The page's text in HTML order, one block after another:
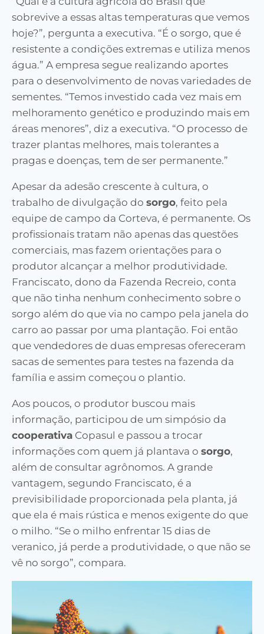
sobrevive a essas altas temperaturas que vemos
hoje?”, pergunta a executiva. “É o sorgo, que é
resistente a condições extremas e utiliza menos
água.” A empresa segue realizando aportes
para o desenvolvimento de novas variedades de
sementes. “Temos investido cada vez mais em
melhoramento genético e produzindo mais em
áreas menores”, diz a executiva. “O processo de
trazer plantas melhores, mais tolerantes a
pragas e doenças, tem de ser permanente.”
Apesar da adesão crescente à cultura, o
trabalho de divulgação do sorgo, feito pela
equipe de campo da Corteva, é permanente. Os
profissionais tratam não apenas das questões
comerciais, mas fazem orientações para o
produtor alcançar a melhor produtividade.
Franciscato, dono da Fazenda Recreio, conta
que não tinha nenhum conhecimento sobre o
sorgo além do que via no campo pela janela do
carro ao passar por uma plantação. Foi então
que vendedores de duas empresas ofereceram
sacas de sementes para testes na fazenda da
família e assim começou o plantio.
Aos poucos, o produtor buscou mais
informação, participou de um simpósio da
cooperativa Copasul e passou a trocar
informações com quem já plantava o sorgo,
além de consultar agrônomos. A grande
vantagem, segundo Franciscato, é a
previsibilidade proporcionada pela planta, já
que ela é mais rústica e menos exigente do que
o milho. “Se o milho enfrentar 15 dias de
veranico, já perde a produtividade, o que não se
vê no sorgo”, compara.